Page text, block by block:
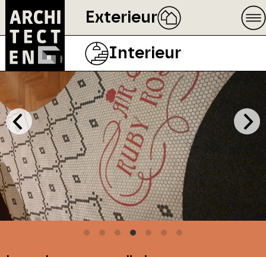
Exterieur
Interieur